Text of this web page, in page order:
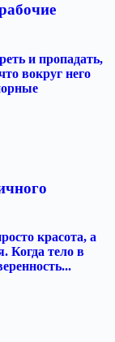
и пропадать,
вокруг него
красота, а
Когда тело в